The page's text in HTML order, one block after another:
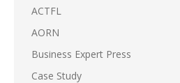
ACTFL
AORN
Business Expert Press
Case Study